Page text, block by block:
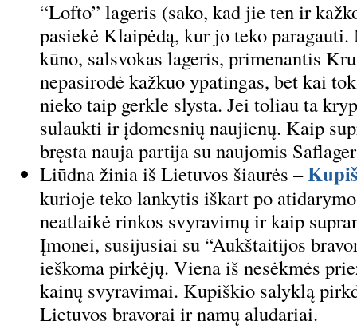
“Lofto” lageris (sako, kad jie ten ir
pasiekė Klaipėdą, kur jo teko
kūno, salsvokas lageris, primenantis
nepasirodė kažkuo ypatingas, bet kai
nieko taip gerkle slysta. Jei toliau ta
sulaukti ir įdomesnių naujienų. Kaip
bręsta nauja partija su naujomis
Liūdna žinia iš Lietuvos šiaurės –
kurioje teko lankytis iškart po
neatlaikė rinkos svyravimų ir kaip
Įmonei, susijusiai su “Aukštaitijos
ieškoma pirkėjų. Viena iš nesėkmės
kainų svyravimai. Kupiškio salyklą
Lietuvos bravorai ir namų aludariai.